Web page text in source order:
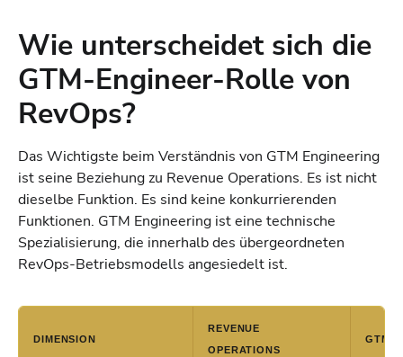
Wie unterscheidet sich die
GTM-Engineer-Rolle von
RevOps?
Das Wichtigste beim Verständnis von GTM Engineering
ist seine Beziehung zu Revenue Operations. Es ist nicht
dieselbe Funktion. Es sind keine konkurrierenden
Funktionen. GTM Engineering ist eine technische
Spezialisierung, die innerhalb des übergeordneten
RevOps-Betriebsmodells angesiedelt ist.
DIMENSION
REVENUE
OPERATIONS
GTM